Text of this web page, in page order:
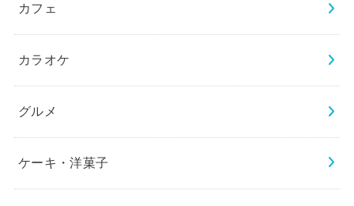
カフェ
カラオケ
グルメ
ケーキ・洋菓子